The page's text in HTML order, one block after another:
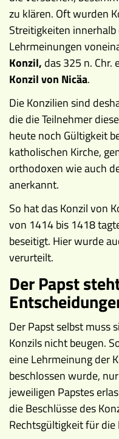
zu klären. Oft wurden
Streitigkeiten
Lehrmeinungen
Konzil, das 325 n.
Konzil von Nicäa.
Die Konzilien sind
die die Teilnehmer
heute noch Gültigkeit
katholischen Kirche,
orthodoxen wie auch
anerkannt.
So hat das Konzil von
von 1414 bis 1418
beseitigt. Hier wurde
verurteilt.
Der Papst
Der Papst selbst muss
Konzils nicht beugen.
eine Lehrmeinung der
beschlossen wurde,
jeweiligen Papstes
die Beschlüsse des
Rechtsgültigkeit für die